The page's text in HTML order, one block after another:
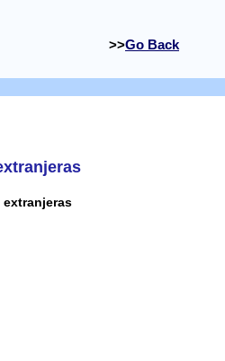
Go Back
extranjeras